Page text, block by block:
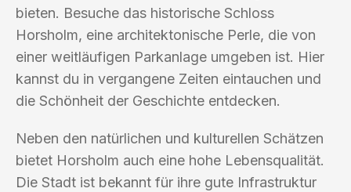
bieten. Besuche das historische Schloss
Horsholm, eine architektonische Perle, die von
einer weitläufigen Parkanlage umgeben ist. Hier
kannst du in vergangene Zeiten eintauchen und
die Schönheit der Geschichte entdecken.
Neben den natürlichen und kulturellen Schätzen
bietet Horsholm auch eine hohe Lebensqualität.
Die Stadt ist bekannt für ihre gute Infrastruktur